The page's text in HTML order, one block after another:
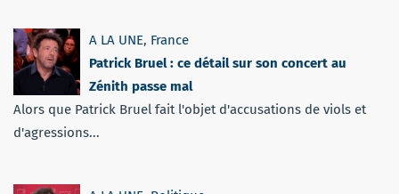
A LA UNE, France
Patrick Bruel : ce détail sur son concert au
Zénith passe mal
Alors que Patrick Bruel fait l'objet d'accusations de viols et
d'agressions...